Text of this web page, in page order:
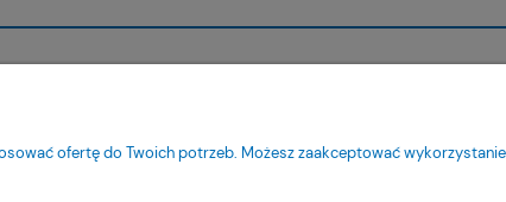
Pytania i odpowiedzi
Ustawienia
ofertę do Twoich potrzeb. Możesz zaakceptować